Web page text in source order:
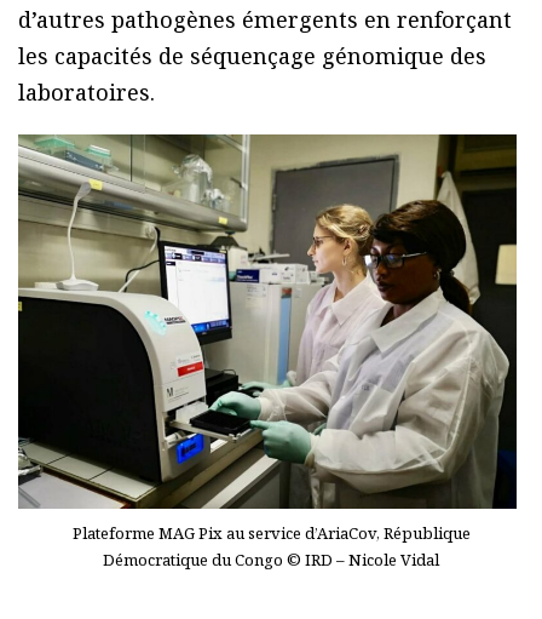
d’autres pathogènes émergents en renforçant
les capacités de séquençage génomique des
laboratoires.
Plateforme MAG Pix au service d’AriaCov, République
Démocratique du Congo © IRD – Nicole Vidal